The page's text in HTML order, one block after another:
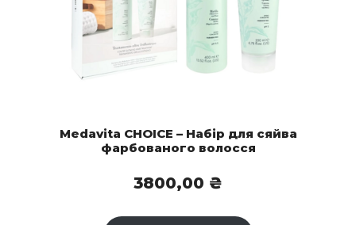
Medavita CHOICE – Набір для сяйва
фарбованого волосся
3800,00 ₴